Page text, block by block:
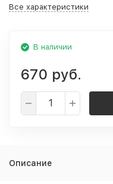
Все характеристики
В наличии
670 руб.
Описание